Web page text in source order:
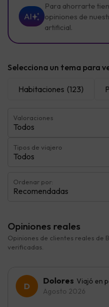
AI
Para ahorrarte
opiniones de
artificial.
Selecciona un tema para
Habitaciones (123)
Valoraciones
Todos
Tipos de viajero
Todos
Ordenar por:
Recomendadas
Opiniones reales
Opiniones de clientes reales de
verificadas.
Dolores Viajó en
Agosto 2026